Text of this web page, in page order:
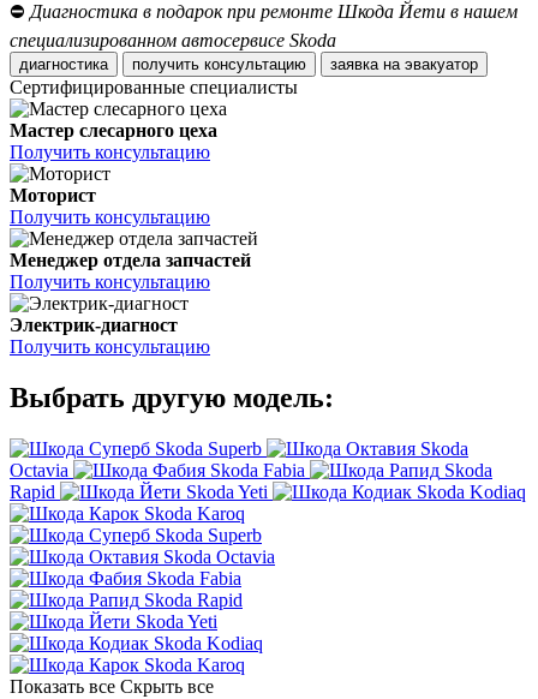
⛔ Диагностика в подарок при ремонте Шкода Йети в нашем
специализированном автосервисе Skoda
диагностика получить консультацию заявка на эвакуатор
Сертифицированные специалисты
Мастер слесарного цеха
Получить консультацию
Моторист
Получить консультацию
Менеджер отдела запчастей
Получить консультацию
Электрик-диагност
Получить консультацию
Выбрать другую модель:
Skoda Superb
Skoda
Octavia
Skoda Fabia
Skoda
Rapid
Skoda Yeti
Skoda Kodiaq
Skoda Karoq
Skoda Superb
Skoda Octavia
Skoda Fabia
Skoda Rapid
Skoda Yeti
Skoda Kodiaq
Skoda Karoq
Показать все Скрыть все